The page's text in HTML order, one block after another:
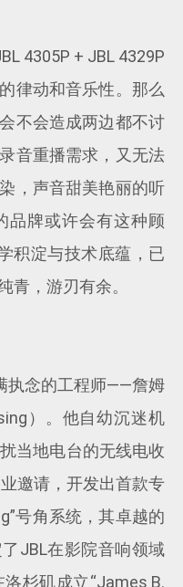
4305P + JBL 4329P
律动和音乐性。那么
不会造成两边都不讨
音重播需求，又无法
，声音甜美艳丽的听
品牌或许会有这种顾
积淀与技术底蕴，已
青，游刃有余。
执念的工程师——詹姆
）。他自幼沉迷机
当地电台的无线电收
邀请，开发出首款专
号角系统，其卓越的
JBL在影院音响领域
杉矶成立“James B.